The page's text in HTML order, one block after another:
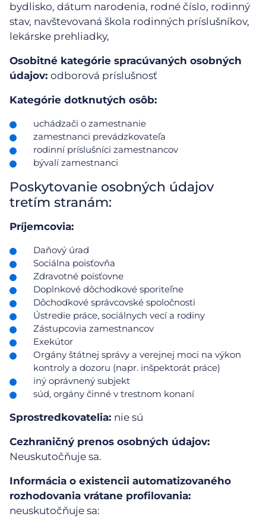
bydlisko, dátum narodenia, rodné číslo, rodinný
stav, navštevovaná škola rodinných príslušníkov,
lekárske prehliadky,
Osobitné kategórie spracúvaných osobných
údajov: odborová príslušnosť
Kategórie dotknutých osôb:
uchádzači o zamestnanie
zamestnanci prevádzkovateľa
rodinní príslušníci zamestnancov
bývalí zamestnanci
Poskytovanie osobných údajov
tretím stranám:
Príjemcovia:
Daňový úrad
Sociálna poisťovňa
Zdravotné poisťovne
Doplnkové dôchodkové sporiteľne
Dôchodkové správcovské spoločnosti
Ústredie práce, sociálnych vecí a rodiny
Zástupcovia zamestnancov
Exekútor
Orgány štátnej správy a verejnej moci na výkon
kontroly a dozoru (napr. inšpektorát práce)
iný oprávnený subjekt
súd, orgány činné v trestnom konaní
Sprostredkovatelia: nie sú
Cezhraničný prenos osobných údajov:
Neuskutočňuje sa.
Informácia o existencii automatizovaného
rozhodovania vrátane profilovania:
neuskutočňuje sa: